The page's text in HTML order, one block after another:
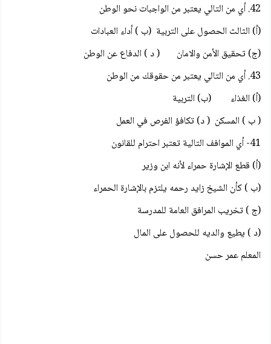
42. أي من التالي يعتبر من الواجبات نحو الوطن
(أ) الثالث الحصول على التربية (ب ) أداء العبادات
(ج) تحقيق الأمن والامان ( د ) الدفاع عن الوطن
43. أي من التالي يعتبر من حقوقك من الوطن
(أ) الغذاء (ب) التربية
( ب ) المسكن ( د) تكافؤ الفرص في العمل
41- أي الموافف التالية تعتبر احترام للقانون
(أ) قطع الإشارة حمراء لأنه ابن وزير
(ب ) كأن الشيخ زايد رحمه يلتزم بالإشارة الحمراء
(ج ) تخريب المرافق العامة للمدرسة
(د ) يطيع والديه للحصول على المال
المعلم عمر حسن